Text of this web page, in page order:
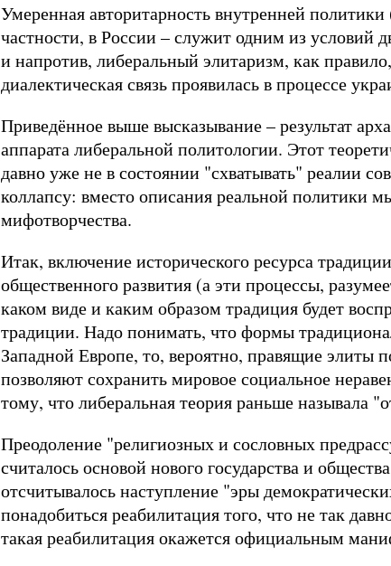
Умеренная авторитарность внутренней
частности, в России – служит одним из условий
и напротив, либеральный элитаризм, как
диалектическая связь проявилась в процессе
Приведённое выше высказывание – результат
аппарата либеральной политологии. Этот
давно уже не в состоянии "схватывать" реалии
коллапсу: вместо описания реальной политики
мифотворчества.
Итак, включение исторического ресурса
общественного развития (а эти процессы,
каком виде и каким образом традиция будет
традиции. Надо понимать, что формы
Западной Европе, то, вероятно, правящие элиты
позволяют сохранить мировое социальное
тому, что либеральная теория раньше называла
Преодоление "религиозных и сословных
считалось основой нового государства и
отсчитывалось наступление "эры
понадобиться реабилитация того, что не так
такая реабилитация окажется официальным